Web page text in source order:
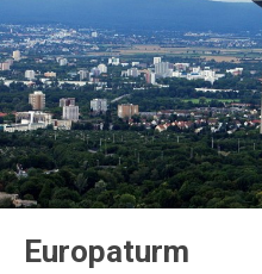
Europaturm